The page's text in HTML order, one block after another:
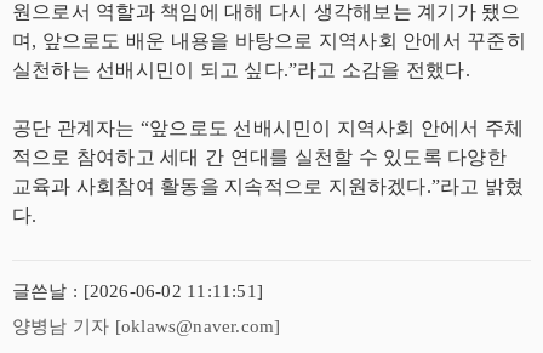
원으로서 역할과 책임에 대해 다시 생각해보는 계기가 됐으
며, 앞으로도 배운 내용을 바탕으로 지역사회 안에서 꾸준히
실천하는 선배시민이 되고 싶다.”라고 소감을 전했다.
공단 관계자는 “앞으로도 선배시민이 지역사회 안에서 주체
적으로 참여하고 세대 간 연대를 실천할 수 있도록 다양한
교육과 사회참여 활동을 지속적으로 지원하겠다.”라고 밝혔
다.
글쓴날 : [2026-06-02 11:11:51]
양병남 기자 [oklaws@naver.com]